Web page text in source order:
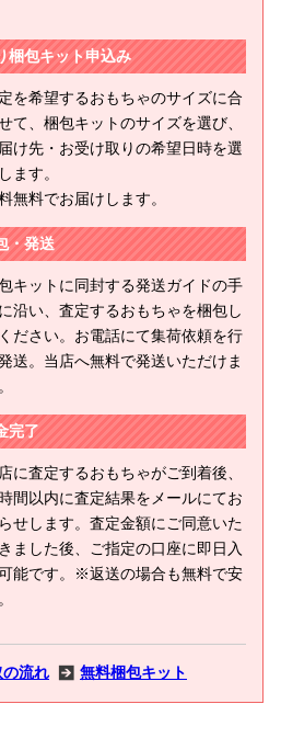
梱包キット申込み
を希望するおもちゃのサイズに合
て、梱包キットのサイズを選び、
け先・お受け取りの希望日時を選
ます。
無料でお届けします。
・発送
キットに同封する発送ガイドの手
沿い、査定するおもちゃを梱包し
ださい。お電話にて集荷依頼を行
送。当店へ無料で発送いただけま
完了
に査定するおもちゃがご到着後、
間以内に査定結果をメールにてお
せします。査定金額にご同意いた
ました後、ご指定の口座に即日入
能です。※返送の場合も無料で安
の流れ 無料梱包キット